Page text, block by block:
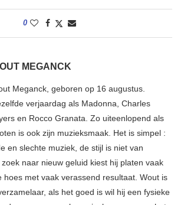
0
MEGANCK
Meganck, geboren op 16 augustus.
verjaardag als Madonna, Charles
en Rocco Granata. Zo uiteenlopend als
is ook zijn muzieksmaak. Het is simpel :
en slechte muziek, de stijl is niet van
naar nieuw geluid kiest hij platen vaak
hoes met vaak verassend resultaat. Wout is
als het goed is wil hij een fysieke